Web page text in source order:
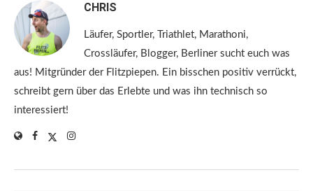
CHRIS
Läufer, Sportler, Triathlet, Marathoni,
Crossläufer, Blogger, Berliner sucht euch was
aus! Mitgründer der Flitzpiepen. Ein bisschen positiv verrückt,
schreibt gern über das Erlebte und was ihn technisch so
interessiert!